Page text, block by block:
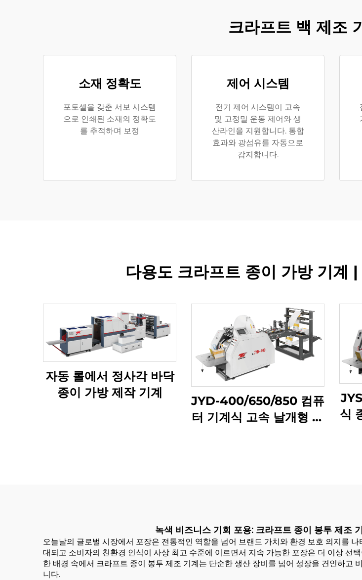
크라프트 백 제조
소재 정확도
포토셀을 갖춘 서보 시스템
으로 인쇄된 소재의 정확도
를 추적하며 보정
제어 시스템
전기 제어 시스템이 고속
및 고정밀 운동 제어와 생
산라인을 지원합니다. 통합
효과와 광섬유를 자동으로
감지합니다.
다용도 크라프트 종이 가방 기계
자동 롤에서 정사각 바닥
종이 가방 제작 기계
JYD-400/650/850 컴퓨
터 기계식 고속 날개형 종
식
녹색 비즈니스 기회 포용: 크라프트 종이 봉투 제조
오늘날의 글로벌 시장에서 포장은 전통적인 역할을 넘어 브랜드 가치와 환경 보호 의지를
대되고 소비자의 친환경 인식이 사상 최고 수준에 이르면서 지속 가능한 포장은 더 이상 선
한 배경 속에서 크라프트 종이 봉투 제조 기계는 단순한 생산 장비를 넘어 성장을 견인하고
니다.